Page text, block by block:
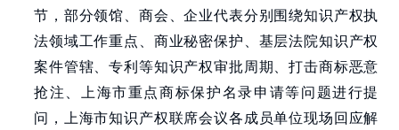
节，部分领馆、商会、企业代表分别围绕知识产权执
法领域工作重点、商业秘密保护、基层法院知识产权
案件管辖、专利等知识产权审批周期、打击商标恶意
抢注、上海市重点商标保护名录申请等问题进行提
问，上海市知识产权联席会议各成员单位现场回应解